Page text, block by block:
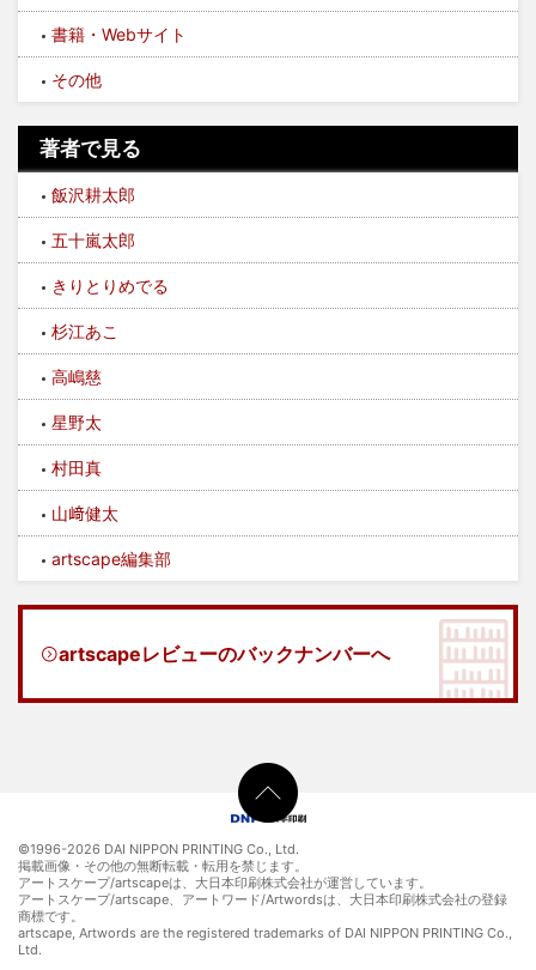
書籍・Webサイト
その他
著者で見る
飯沢耕太郎
五十嵐太郎
きりとりめでる
杉江あこ
高嶋慈
星野太
村田真
山﨑健太
artscape編集部
artscapeレビューのバックナンバーへ
©1996-2026 DAI NIPPON PRINTING Co., Ltd.
掲載画像・その他の無断転載・転用を禁じます。
アートスケープ/artscapeは、大日本印刷株式会社が運営しています。
アートスケープ/artscape、アートワード/Artwordsは、大日本印刷株式会社の登録
商標です。
artscape, Artwords are the registered trademarks of DAI NIPPON PRINTING Co.,
Ltd.